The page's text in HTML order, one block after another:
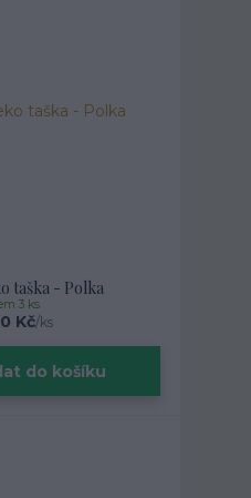
taška - Polka
Kč/ks
3 ks
do košíku